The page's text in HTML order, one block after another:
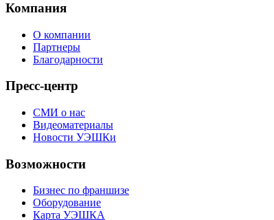
Компания
О компании
Партнеры
Благодарности
Пресс-центр
СМИ о нас
Видеоматериалы
Новости УЭШКи
Возможности
Бизнес по франшизе
Оборудование
Карта УЭШКА